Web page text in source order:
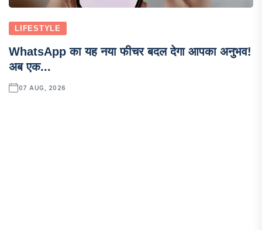
LIFESTYLE
WhatsApp का यह नया फीचर बदल देगा आपका अनुभव!
अब एक...
07 AUG, 2026